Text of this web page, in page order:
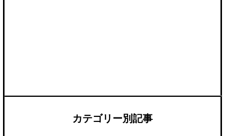
カテゴリー別記事